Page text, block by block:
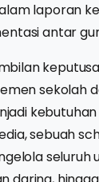
laporan
antar
sekolah
sebuah
seluruh